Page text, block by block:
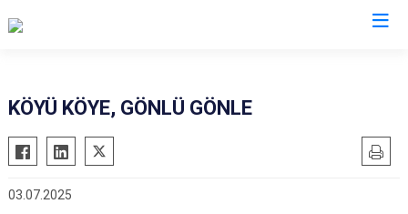
KÖYÜ KÖYE, GÖNLÜ GÖNLE
03.07.2025